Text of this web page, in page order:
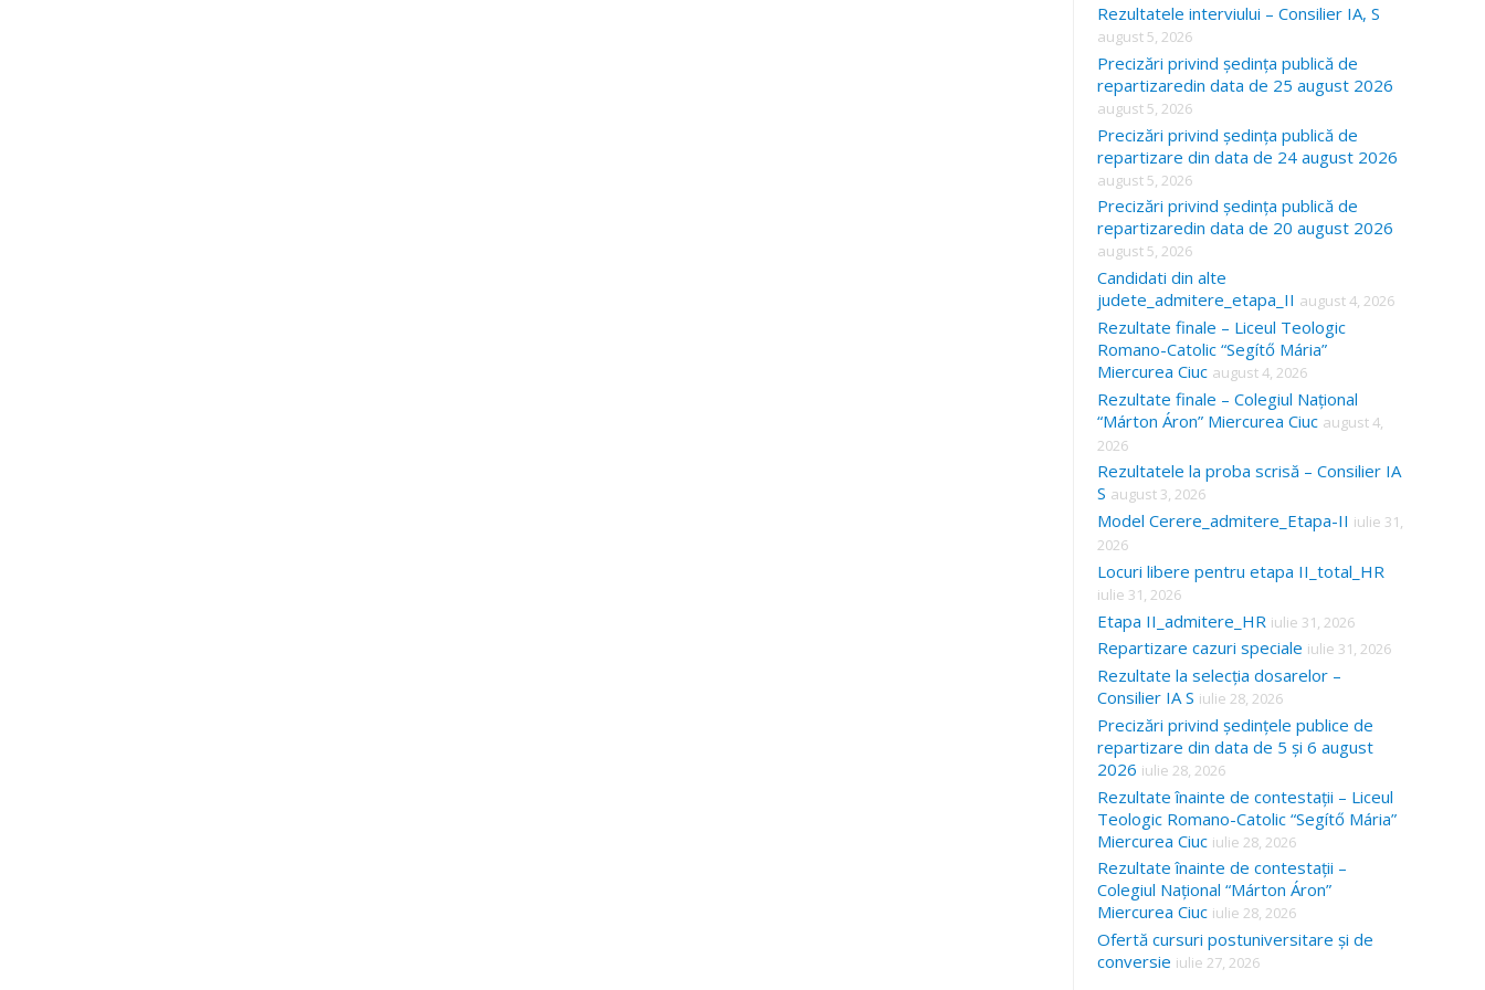
Rezultatele interviului – Consilier IA, S
august 5, 2026
Precizări privind ședința publică de
repartizaredin data de 25 august 2026
august 5, 2026
Precizări privind ședința publică de
repartizare din data de 24 august 2026
august 5, 2026
Precizări privind ședința publică de
repartizaredin data de 20 august 2026
august 5, 2026
Candidati din alte
judete_admitere_etapa_II august 4, 2026
Rezultate finale – Liceul Teologic
Romano-Catolic “Segítő Mária”
Miercurea Ciuc august 4, 2026
Rezultate finale – Colegiul Național
“Márton Áron” Miercurea Ciuc august 4,
2026
Rezultatele la proba scrisă – Consilier IA
S august 3, 2026
Model Cerere_admitere_Etapa-II iulie 31,
2026
Locuri libere pentru etapa II_total_HR
iulie 31, 2026
Etapa II_admitere_HR iulie 31, 2026
Repartizare cazuri speciale iulie 31, 2026
Rezultate la selecția dosarelor –
Consilier IA S iulie 28, 2026
Precizări privind ședințele publice de
repartizare din data de 5 și 6 august
2026 iulie 28, 2026
Rezultate înainte de contestații – Liceul
Teologic Romano-Catolic “Segítő Mária”
Miercurea Ciuc iulie 28, 2026
Rezultate înainte de contestații –
Colegiul Național “Márton Áron”
Miercurea Ciuc iulie 28, 2026
Ofertă cursuri postuniversitare și de
conversie iulie 27, 2026